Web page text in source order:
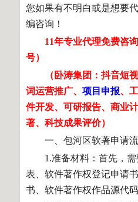
您如果有不明白或是想要
编咨询！
11年专业代理免费咨
号）
（卧涛集团：抖音短
词运营推广、 项目申报、
件开发、可研报告、商业
著、科技成果评价）
一、包河区软著申请
1.准备材料：首先，
表、软件著作权登记申请
书、软件著作权作品源代